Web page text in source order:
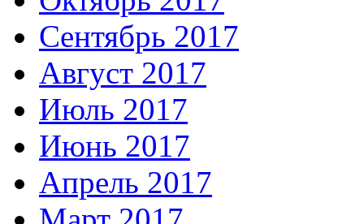
Сентябрь 2017
Август 2017
Июль 2017
Июнь 2017
Апрель 2017